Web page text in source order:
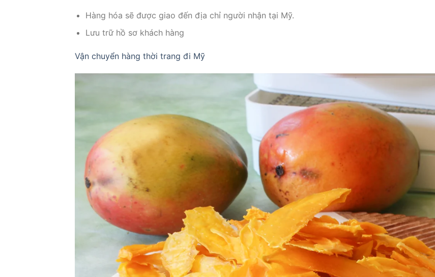
Hàng hóa sẽ được giao đến địa chỉ người nhận tại Mỹ.
Lưu trữ hồ sơ khách hàng
Vận chuyển hàng thời trang đi Mỹ